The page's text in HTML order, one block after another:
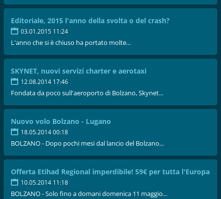
Editoriale, 2015 l'anno della svolta o del crash?
03.01.2015 11:24
L'anno che si è chiuso ha portato molte...
SKYNET, nuovi servizi charter e aerotaxi
12.08.2014 17:46
Fondata da poco sull'aeroporto di Bolzano, Skynet...
Nuovo volo Bolzano - Lugano
18.05.2014 00:18
BOLZANO - Dopo pochi mesi dal lancio del Bolzano...
Offerta Etihad Regional imperdibile! 59€ per tutta l'Europa
10.05.2014 11:18
BOLZANO - Solo fino a domani domenica 11 maggio...